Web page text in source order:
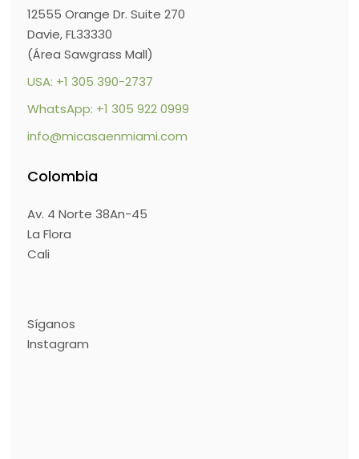
12555 Orange Dr. Suite 270
Davie, FL33330
(Área Sawgrass Mall)
USA: +1 305 390-2737
WhatsApp: +1 305 922 0999
info@micasaenmiami.com
Colombia
Av. 4 Norte 38An-45
La Flora
Cali
Síganos
Instagram